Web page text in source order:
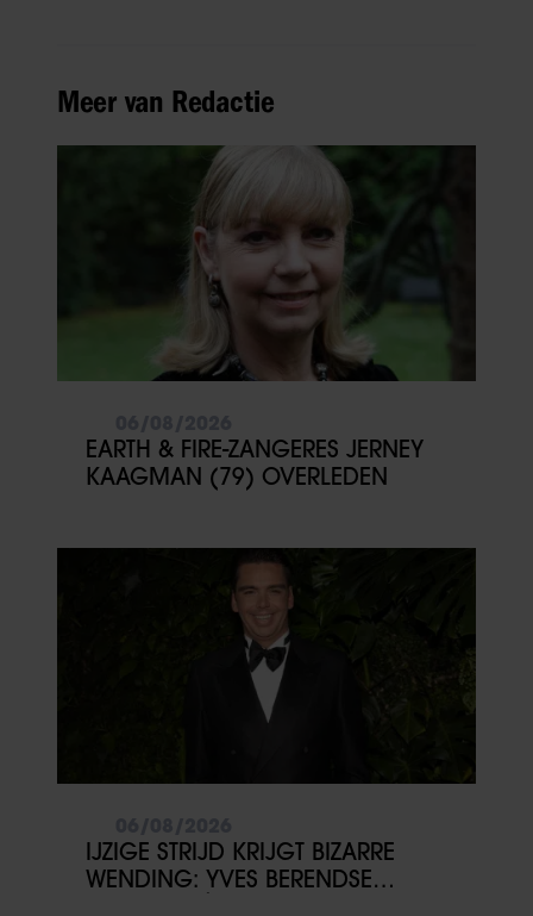
Meer van Redactie
EARTH & FIRE-ZANGERES JERNEY
KAAGMAN (79) OVERLEDEN
IJZIGE STRIJD KRIJGT BIZARRE
WENDING: YVES BERENDSE